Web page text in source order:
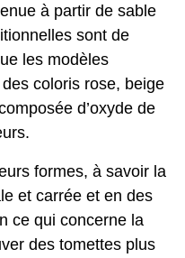
à partir de sable
sont de
les modèles
coloris rose, beige
d’oxyde de
formes, à savoir la
et carrée et en des
ce qui concerne la
des tomettes plus